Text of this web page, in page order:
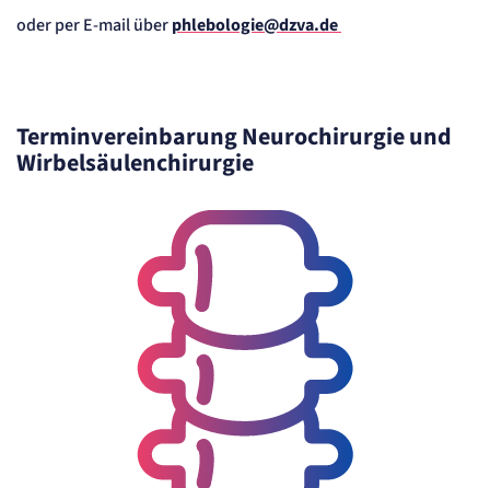
oder per E-mail überphlebologie@dzva.de
Terminvereinbarung Neurochirurgie und
Wirbelsäulenchirurgie